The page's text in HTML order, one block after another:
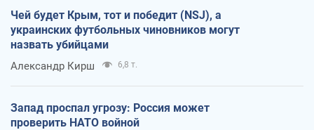
Чей будет Крым, тот и победит (NSJ), а
украинских футбольных чиновников могут
назвать убийцами
Александр Кирш 6,8 т.
Запад проспал угрозу: Россия может
проверить НАТО войной